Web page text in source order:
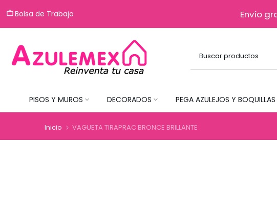
Saltar
Bolsa de Trabajo Envío
PISOS Y MUROS DECORADOS PEGA AZULEJOS Y BOQUILLAS
Inicio VAGUETA TIRAPRAC BRONCE BRILLANTE